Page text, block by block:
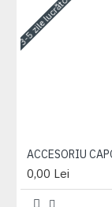
3-5 zile lucrătoare
ACCESORIU
0,00 Lei